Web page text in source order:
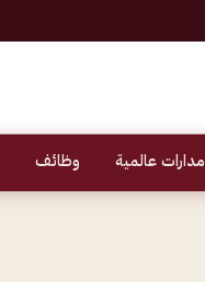
مدارات عالمية وظائف